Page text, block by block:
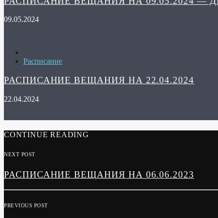
09.05.2024
Расписание
РАСПИСАНИЕ ВЕЩАНИЯ НА 22.04.2024
22.04.2024
CONTINUE READING
NEXT POST
РАСПИСАНИЕ ВЕЩАНИЯ НА 06.06.2023
PREVIOUS POST